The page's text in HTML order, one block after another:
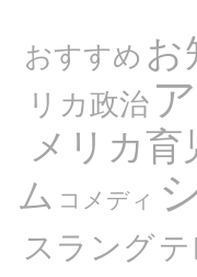
おすすめ お
リカ政治
メリカ育
ム コメディ
スラング